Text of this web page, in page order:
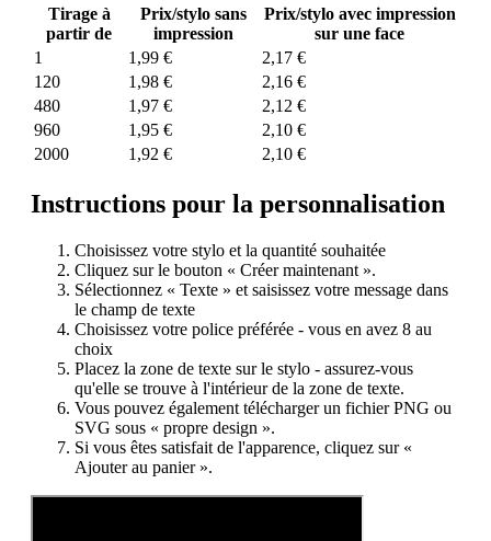
Tirage à
partir de
Prix/stylo sans
impression
Prix/stylo avec impression
sur une face
1
1,99 €
2,17 €
120
1,98 €
2,16 €
480
1,97 €
2,12 €
960
1,95 €
2,10 €
2000
1,92 € 2,10 €
Instructions pour la personnalisation
Choisissez votre stylo et la quantité souhaitée
Cliquez sur le bouton « Créer maintenant ».
Sélectionnez « Texte » et saisissez votre message dans
le champ de texte
Choisissez votre police préférée - vous en avez 8 au
choix
Placez la zone de texte sur le stylo - assurez-vous
qu'elle se trouve à l'intérieur de la zone de texte.
Vous pouvez également télécharger un fichier PNG ou
SVG sous « propre design ».
Si vous êtes satisfait de l'apparence, cliquez sur «
Ajouter au panier ».